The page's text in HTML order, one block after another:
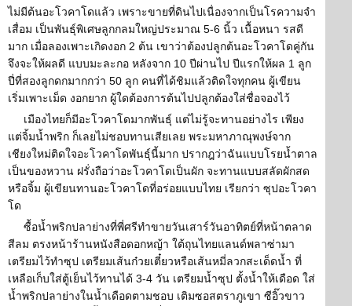
ไม่มีต้นอะโวคาโดแล้ว เพราะขายที่ดินไปเนื่องจากเป็นโรความจำ
เสื่อม เป็นพันธุ์พิเศษลูกกลมใหญ่ประมาณ 5-6 นิ้ว เนื้อหนา รสดี
มาก เมื่อลองเพาะเกิดงอก 2 ต้น เขาว่าต้องปลูกต้นอะโวคาโดคู่กัน
จึงจะให้ผลดี แบบมะละกอ หลังจาก 10 ปีผ่านไป ปีแรกให้ผล 1 ลูก
ปี่ที่สองลูกดกมากกว่า 50 ลูก คนที่ได้ชิมแล้วติดใจทุกคน ผู้เขียน
เริ่มเพาะเม็ด งอกยาก ผู้ใดต้องการต้นไปปลูกต้องใส่ชื่อจองไว้
เมืองไทยก็มีอะโวคาโดมากพันธุ์ แต่ไม่รู้จะทานอย่างไร เพียง
แต่จิ้มน้ำพริก ก็เลยไม่ชอบทานเสียเลย พระมหาภาณุพงษ์จาก
เชียงใหม่ติดใจอะโวคาโดพันธุ์นี้มาก ปรากฎว่าฉันแบบโรยน้ำตาล
เป็นของหวาน ฝรั่งถือว่าอะโวคาโดเป็นผัก จะทานแบบสลัดผักสด
หรือจิ้ม ผู้เขียนทานอะโวคาโดที่อร่อยแบบไทย เรียกว่า ซุปอะโวคา
โด
ซื้อน้ำพริกปลาย่างที่พี่ศรีทำขายวันเสาร์วันอาทิตย์ที่หน้าตลาด
สีลม ตรงหน้าร้านหนังสือดอกหญ้า ใต้ถุนไทยแลนด์พลาซ่ามา
เตรียมไว้ทำซุป เตรียมเส้นก๋วยเตี๋ยวหรือเส้นหมี่ลวกสะเด็ดน้ำ ที่
เหลือเก็บใส่ตู้เย็นไว้ทานได้ 3-4 วัน เตรียมน้ำซุป ตั้งน้ำให้เดือด ใส่
น้ำพริกปลาย่างในน้ำเดือดตามชอบ เติมซอสตราภูเขา ซีอิ๊วขาว